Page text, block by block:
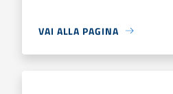
VAI ALLA PAGINA